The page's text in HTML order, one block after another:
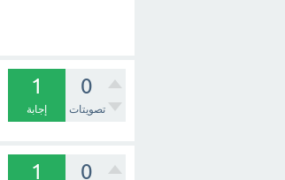
0
تصويتات
1
إجابة
0
1